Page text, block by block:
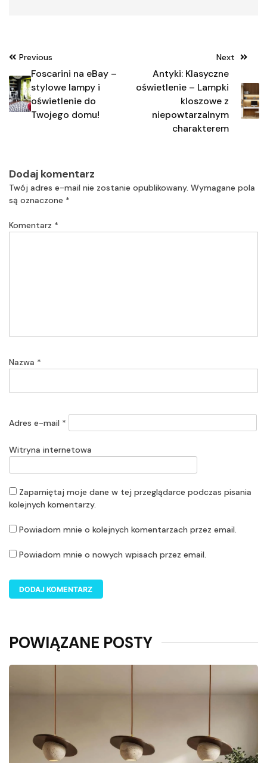
Nawigacja
Previous
Foscarini na eBay –
stylowe lampy i
oświetlenie do
Twojego domu!
Next
Antyki: Klasyczne
oświetlenie – Lampki
kloszowe z
niepowtarzalnym
charakterem
Dodaj komentarz
Twój adres e-mail nie zostanie opublikowany. Wymagane pola
są oznaczone *
Komentarz *
Nazwa *
Adres e-mail *
Witryna internetowa
Zapamiętaj moje dane w tej przeglądarce podczas pisania
kolejnych komentarzy.
Powiadom mnie o kolejnych komentarzach przez email.
Powiadom mnie o nowych wpisach przez email.
POWIĄZANE POSTY